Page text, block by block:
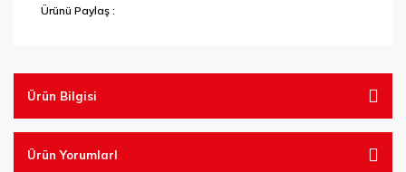
Ürünü Paylaş :
Ürün Bilgisi
Ürün YorumlarI